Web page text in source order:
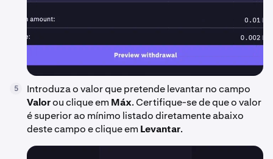
5
Introduza o valor que pretende levantar no campo
Valorou clique em Máx. Certifique-se de que o valor
é superior ao mínimo listado diretamente abaixo
deste campo e clique em Levantar.